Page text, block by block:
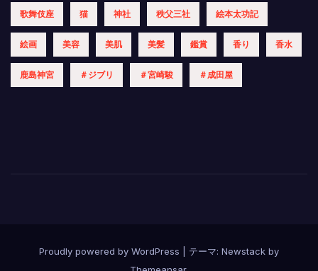
歌舞伎座 猫 神社 秩父三社 絵本太功記
絵画 美容 美肌 美髪 鑑賞 香り 香水
鹿島神宮 ＃ジブリ ＃宮崎駿 ＃成田屋
Proudly powered by WordPress テーマ: Newstack by